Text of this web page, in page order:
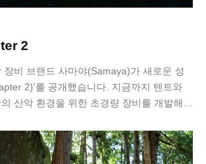
2
장비 브랜드 사마야(Samaya)가 새로운 성
2)'를 공개했습니다. 지금까지 텐트와
산악 환경을 위한 초경량 장비를 개발해